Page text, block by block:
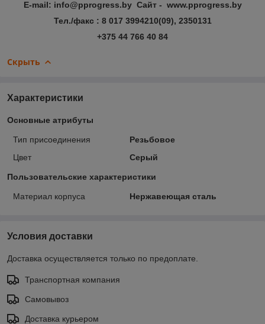
E-mail: info@pprogress.by Сайт - www.pprogress.by
Тел./факс : 8 017 3994210(09), 2350131
+375 44 766 40 84
Скрыть
Характеристики
Основные атрибуты
Тип присоединения
Резьбовое
Цвет
Серый
Пользовательские характеристики
Материал корпуса Нержавеющая сталь
Условия доставки
Доставка осуществляется только по предоплате.
Транспортная компания
Самовывоз
Доставка курьером